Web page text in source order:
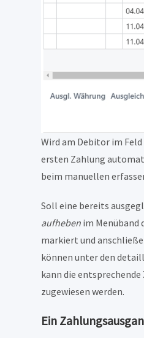
Wird am Debitor im Feld
ersten Zahlung
beim manuellen
Soll eine bereits
aufheben im Menüband
markiert und
können unter den
kann die
zugewiesen werden.
Ein